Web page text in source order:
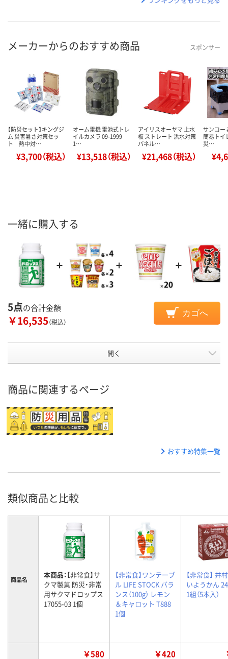
メーカーからのおすすめ商品 スポンサー
【防災セット】キングジ
ム 災害暑さ対策セッ
ト 熱中対…
¥3,700（税込）
オーム電機 電池式トレ
イルカメラ 09-1999
1…
¥13,518（税込）
アイリスオーヤマ 止水
板 ストレート 洪水対策
パネル…
¥21,468（税込）
サンコー
簡易トイ
災…
一緒に購入する
5点の合計金額
￥16,535（税込）
カゴへ
開く
商品に関連するページ
おすすめ特集一覧
類似商品と比較
商品名 本商品：【非常食】サ
クマ製菓 防災・非常
用サクマドロップス
17055-03 1個
【非常食】ワンテーブ
ル LIFE STOCK バラ
ンス（100g） レモン
＆キャロット T888
1個
【非常食】 井
いようかん
1組（5本入）
￥580 ￥420